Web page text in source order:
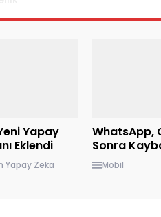
Yapay
Eklendi
Yapay Zeka
WhatsApp,
Sonra
Mesajlar
Çalışıyor
Mobil